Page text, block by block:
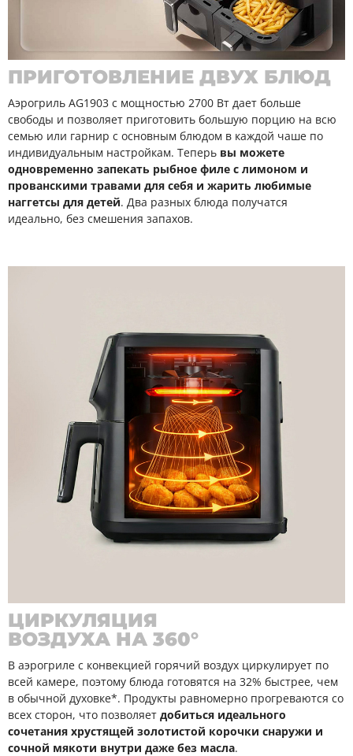
ПРИГОТОВЛЕНИЕ ДВУХ БЛЮД
Аэрогриль AG1903 с мощностью 2700 Вт дает больше
свободы и позволяет приготовить большую порцию на всю
семью или гарнир с основным блюдом в каждой чаше по
индивидуальным настройкам. Теперь вы можете
одновременно запекать рыбное филе с лимоном и
прованскими травами для себя и жарить любимые
наггетсы для детей. Два разных блюда получатся
идеально, без смешения запахов.
ЦИРКУЛЯЦИЯ
ВОЗДУХА НА 360°
В аэрогриле с конвекцией горячий воздух циркулирует по
всей камере, поэтому блюда готовятся на 32% быстрее, чем
в обычной духовке*. Продукты равномерно прогреваются со
всех сторон, что позволяет добиться идеального
сочетания хрустящей золотистой корочки снаружи и
сочной мякоти внутри даже без масла.